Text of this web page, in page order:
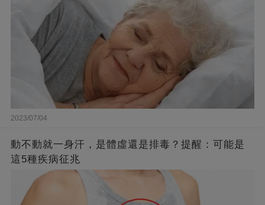
2023/07/04
動不動就一身汗，是體虛還是排毒？提醒：可能是
這5種疾病征兆